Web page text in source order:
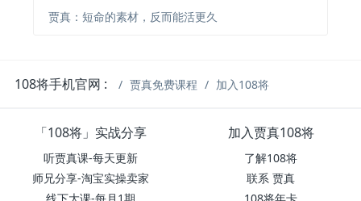
贾真：短命的素材，反而能活更久
108将手机官网 : 贾真免费课程 加入108将
「108将」实战分享
听贾真课-每天更新
师兄分享-淘宝实操卖家
线下大课-每月1期
加入贾真108将
了解108将
联系 贾真
108将年卡